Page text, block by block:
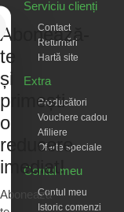
Serviciu clienți
Contact
Returnări
Hartă site
Extra
Producători
Vouchere cadou
Afiliere
Oferte speciale
Contul meu
Contul meu
Istoric comenzi
Abonează-
te
și
primești
o
reducere
imediat!
Abonează-